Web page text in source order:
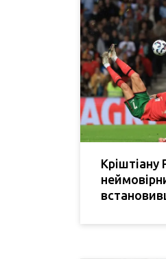
Кріштіану